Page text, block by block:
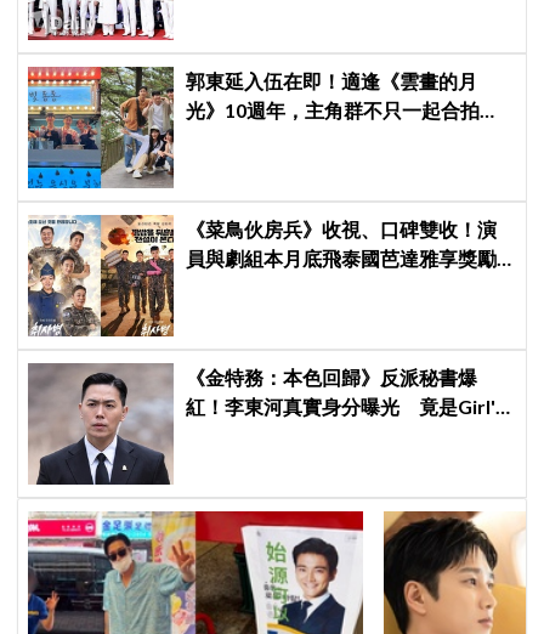
郭東延入伍在即！適逢《雲畫的月
光》10週年，主角群不只一起合拍畫
《菜鳥伙房兵》收視、口碑雙收！演
員與劇組本月底飛泰國芭達雅享獎勵
《金特務：本色回歸》反派秘書爆
紅！李東河真實身分曝光 竟是Girl's